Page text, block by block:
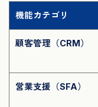
機能カテゴリ
顧客管理（CRM）
営業支援（SFA）